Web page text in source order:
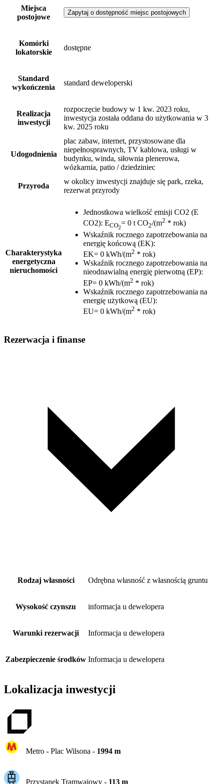
Miejsca
postojowe
Zapytaj o dostępność miejsc postojowych
Komórki
lokatorskie
dostępne
Standard
wykończenia
standard deweloperski
Realizacja
inwestycji
rozpoczęcie budowy w 1 kw. 2023 roku,
inwestycja została oddana do użytkowania w 3
kw. 2025 roku
Udogodnienia
plac zabaw, internet, przystosowane dla
niepełnosprawnych, TV kablowa, usługi w
budynku, winda, siłownia plenerowa,
wózkarnia, patio / dziedziniec
Przyroda
w okolicy inwestycji znajduje się park, rzeka,
rezerwat przyrody
Charakterystyka
energetyczna
nieruchomości
Jednostkowa wielkość emisji CO2 (E
CO2): ECO2
= 0 t CO2/(m2 * rok)
Wskaźnik rocznego zapotrzebowania na
energię końcową (EK):
EK= 0 kWh/(m2 * rok)
Wskaźnik rocznego zapotrzebowania na
nieodnawialną energię pierwotną (EP):
EP= 0 kWh/(m2 * rok)
Wskaźnik rocznego zapotrzebowania na
energię użytkową (EU):
EU= 0 kWh/(m2 * rok)
Rezerwacja i finanse
Rodzaj własności Odrębna własność z własnością gruntu
Wysokość czynszu informacja u dewelopera
Warunki rezerwacji Informacja u dewelopera
Zabezpieczenie środków Informacja u dewelopera
Lokalizacja inwestycji
Metro - Plac Wilsona - 1994m
Przystanek Tramwajowy - 113m